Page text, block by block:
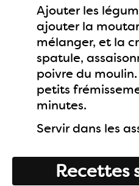
Ajouter les
ajouter la
mélanger, et la
spatule,
poivre du
petits
minutes.
Servir dans les
Recettes